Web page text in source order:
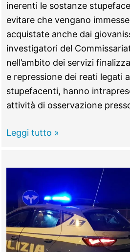
inerenti le sostanze
evitare che vengano
acquistate anche dai
investigatori del
nell’ambito dei servizi
e repressione dei reati legati
stupefacenti, hanno
attività di osservazione
SAN
Hashish
marijuana,
pusher
preso
con
Leggi tutto »